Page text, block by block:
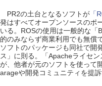
PR2の土台となるソフトが「
発はすべてオープンソースのポ
いる。ROSの使用は一般的な「
的のみならず商業利用でも無償
ソフトのパッケージも同社で開
ス」に則る。「Apacheライセ
が、他者が元のソフトを使って
arageや開発コミュニティを提